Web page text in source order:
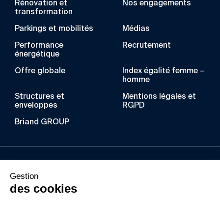
Au fil des années, BRIAND a acquis un savoir-faire
unique dans les métiers de la construction
Rénovation et
transformation
Nos engagements
Parkings et mobilités Médias
Performance
énergétique
Recrutement
Offre globale
Index égalité femme –
homme
Structures et
enveloppes
Mentions légales et
RGPD
Briand GROUP
Gestion
des cookies